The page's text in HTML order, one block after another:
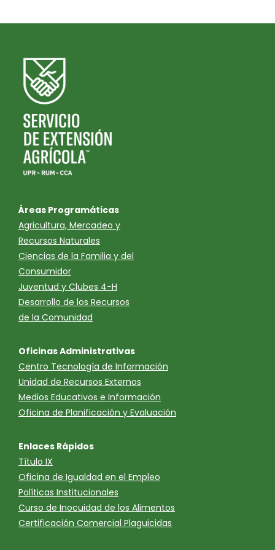
Áreas Programáticas
Agricultura, Mercadeo y
Recursos Naturales
Ciencias de la Familia y del
Consumidor
Juventud y Clubes 4-H
Desarrollo de los Recursos
de la Comunidad
Oficinas Administrativas
Centro Tecnología de Información
Unidad de Recursos Externos
Medios Educativos e Información
Oficina de Planificación y Evaluación
Enlaces Rápidos
Título IX
Oficina de Igualdad en el Empleo
Políticas Institucionales
Curso de Inocuidad de los Alimentos
Certificación Comercial Plaguicidas